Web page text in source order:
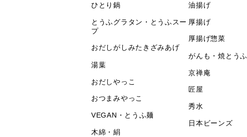
ひとり鍋
とうふグラタン・とうふスー
プ
おだしがしみたきざみあげ
湯葉
おだしやっこ
おつまみやっこ
VEGAN・とうふ麺
木綿・絹
油揚げ
厚揚げ
厚揚げ惣菜
がんも・焼とうふ
京禅庵
匠屋
秀水
日本ビーンズ